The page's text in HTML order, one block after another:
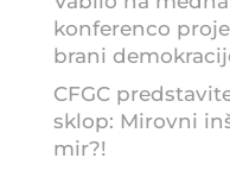
konferenco
brani
CFGC
sklop: Mirovni
mir?!